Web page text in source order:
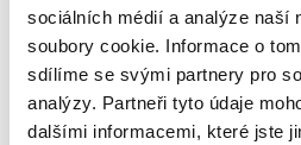
sociálních médií a analýze naší
soubory cookie. Informace o
sdílíme se svými partnery pro
analýzy. Partneři tyto údaje
dalšími informacemi, které jste